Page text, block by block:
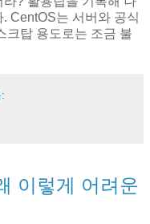
CentOS는 서버와 공식
크탑 용도로는 조금 불
이렇게 어려운